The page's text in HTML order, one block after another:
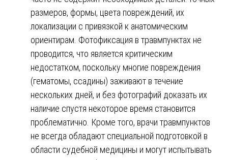
размеров, формы, цвета повреждений, их
локализации с привязкой к анатомическим
ориентирам. Фотофиксация в травмпунктах не
проводится, что является критическим
недостатком, поскольку многие повреждения
(гематомы, ссадины) заживают в течение
нескольких дней, и без фотографий доказать их
наличие спустя некоторое время становится
проблематично. Кроме того, врачи травмпунктов
не всегда обладают специальной подготовкой в
области судебной медицины и могут испытывать